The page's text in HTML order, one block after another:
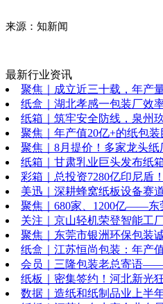
来源：知新闻
最新行业资讯
聚焦｜成立近三十载，年
纸盒｜湖北孝感一包装厂效
纸箱｜筑牢安全防线，泉州
聚焦｜年产值20亿+的纸包
聚焦｜8月提价！多家龙头纸
纸箱｜甘肃乳业巨头发布纸
彩箱｜总投资7280亿印尼盾
美迅｜深耕蜂窝纸板设备赛
聚焦｜680家、1200亿——东
关注｜京山轻机荣登智能工
聚焦｜东莞市银洲环保包装
纸盒｜江苏恒尚包装：年产
会员｜三隆包装老总寄语
纸板｜密集签约！河北新光
数据｜造纸和纸制品业上半